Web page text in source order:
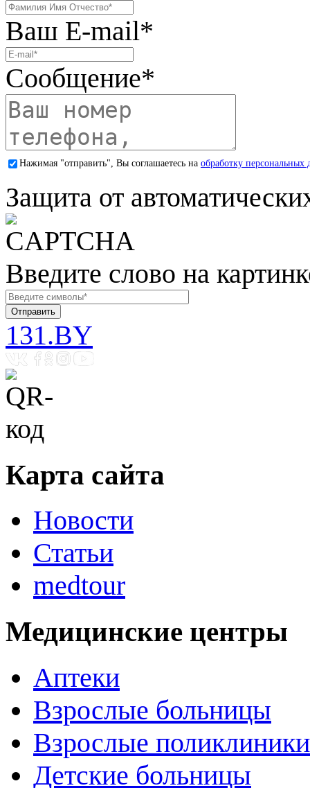
Ваш E-mail*
Сообщение*
Нажимая "отправить", Вы соглашаетесь на обработку персональных
Защита от
Введите слово на
131.BY
Карта сайта
Новости
Статьи
medtour
Медицинские центры
Аптеки
Взрослые больницы
Взрослые поликлиники
Детские больницы